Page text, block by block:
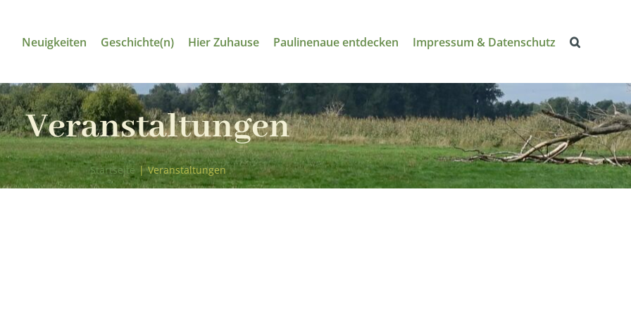
Neuigkeiten Geschichte(n) Hier Zuhause Paulinenaue entdecken Impressum & Datenschutz
Veranstaltungen
Startseite | Veranstaltungen